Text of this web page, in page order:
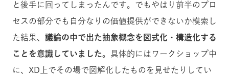
と後手に回ってしまったんです。でもやはり前半のプロ
セスの部分でも自分なりの価値提供ができないか模索し
た結果、 議論の中で出た抽象概念を図式化・構造化する
ことを意識していました。 具体的にはワークショップ中
に、XD上でその場で図解化したものを見せたりしてい